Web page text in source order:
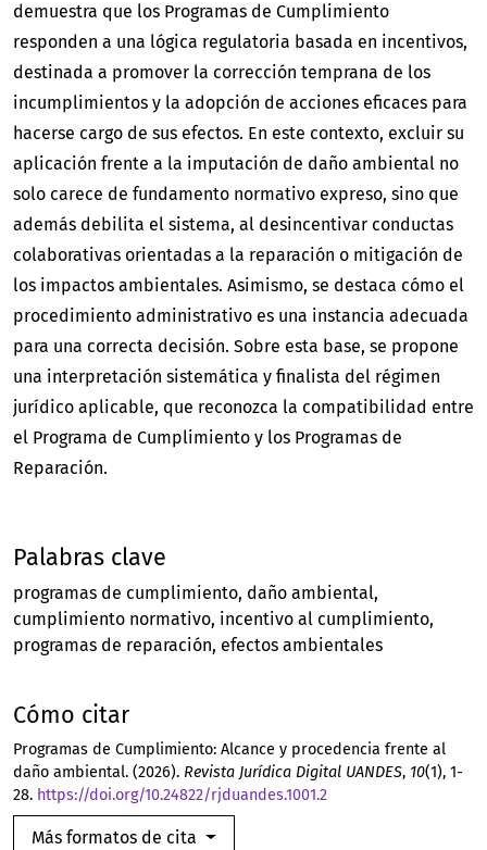
Palabras clave
programas de cumplimiento daño ambiental
cumplimiento normativo incentivo al cumplimiento
programas de reparación efectos ambientales
Cómo citar
Programas de Cumplimiento: Alcance y procedencia frente al
daño ambiental. (2026). Revista Jurídica Digital UANDES, 10(1), 1-
28. https://doi.org/10.24822/rjduandes.1001.2
Más formatos de cita
demuestra que los Programas de Cumplimiento
responden a una lógica regulatoria basada en incentivos,
destinada a promover la corrección temprana de los
incumplimientos y la adopción de acciones eficaces para
hacerse cargo de sus efectos. En este contexto, excluir su
aplicación frente a la imputación de daño ambiental no
solo carece de fundamento normativo expreso, sino que
además debilita el sistema, al desincentivar conductas
colaborativas orientadas a la reparación o mitigación de
los impactos ambientales. Asimismo, se destaca cómo el
procedimiento administrativo es una instancia adecuada
para una correcta decisión. Sobre esta base, se propone
una interpretación sistemática y finalista del régimen
jurídico aplicable, que reconozca la compatibilidad entre
el Programa de Cumplimiento y los Programas de
Reparación.